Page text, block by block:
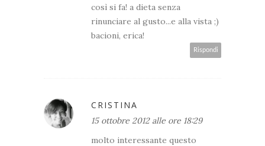
così si fa! a dieta senza
rinunciare al gusto...e alla vista ;)
bacioni, erica!
Rispondi
CRISTINA
15 ottobre 2012 alle ore 18:29
molto interessante questo